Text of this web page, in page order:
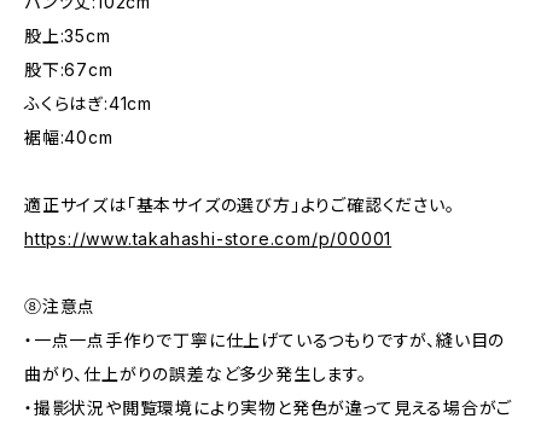
股上:35cm
股下:67cm
ふくらはぎ:41cm
裾幅:40cm
適正サイズは「基本サイズの選び方」よりご確認ください。
https://www.takahashi-store.com/p/00001
⑧注意点
・一点一点手作りで丁寧に仕上げているつもりですが、縫い目の
曲がり、仕上がりの誤差など多少発生します。
・撮影状況や閲覧環境により実物と発色が違って見える場合がご